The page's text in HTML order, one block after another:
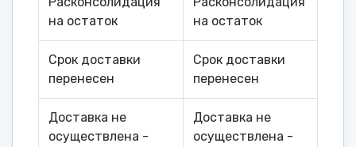
на остаток
на остаток
Срок доставки
перенесен
Срок доставки
перенесен
Доставка не
осуществлена -
Доставка не
осуществлена -